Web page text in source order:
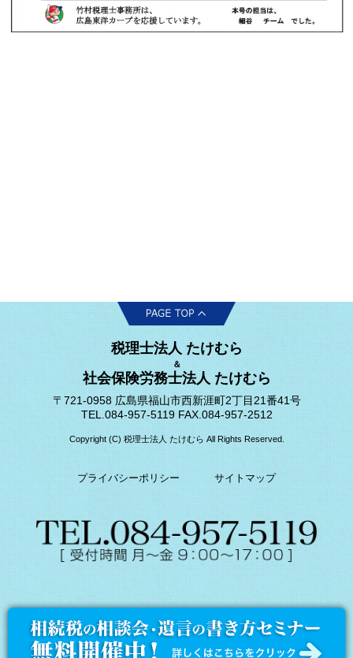
税理士法人 たけむら
＆
社会保険労務士法人 たけむら
〒721-0958 広島県福山市西新涯町2丁目21番41号
TEL.084-957-5119 FAX.084-957-2512
Copyright (C) 税理士法人 たけむら All Rights Reserved.
プライバシーポリシー サイトマップ